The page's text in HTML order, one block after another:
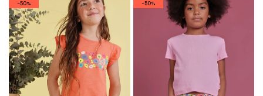
-50% -50%